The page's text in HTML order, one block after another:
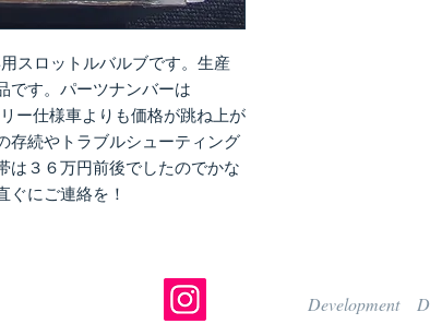
スロットルバルブです。生産
です。パーツナンバーは
ー仕様車よりも価格が跳ね上が
存続やトラブルシューティング
は３６万円前後でしたのでかな
ぐにご連絡を！
Development